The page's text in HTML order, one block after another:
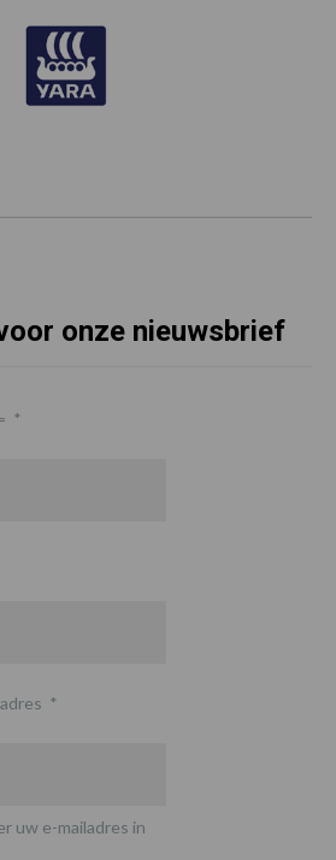
onze nieuwsbrief
*
*
uw e-mailadres in